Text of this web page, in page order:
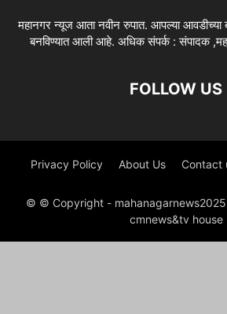
महानगर न्यूज आता नवीन रुपात. आपल्या आवडीच्या
बनविण्यात आली आहे. अधिक संपर्क : संपादक
FOLLOW US
Privacy Policy About Us Contact
© © Copyright -
cmnews&tv house